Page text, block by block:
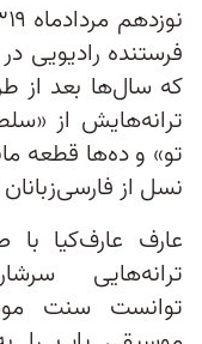
فرستنده رادیویی
که سال‌ها بعد از
ترانه‌هایش از
تو» و ده‌ها قطعه
نسل از
عارف عارف‌کیا
ترانه‌هایی
توانست سنت